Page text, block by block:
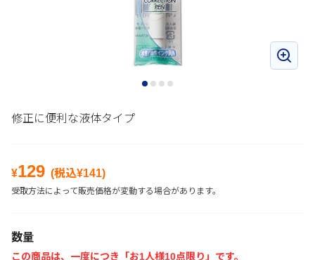
修正に便利な液体タイプ
¥129 (税込¥141)
受取方法によって販売価格が変動する場合があります。
数量
この商品は、一度につき「お1人様10点限り」です。